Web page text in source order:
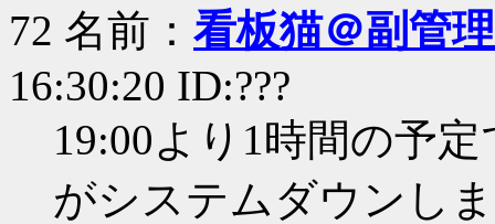
72 名前： 看板猫＠副管
16:30:20 ID:???
19:00より1時間の予
がシステムダウンし